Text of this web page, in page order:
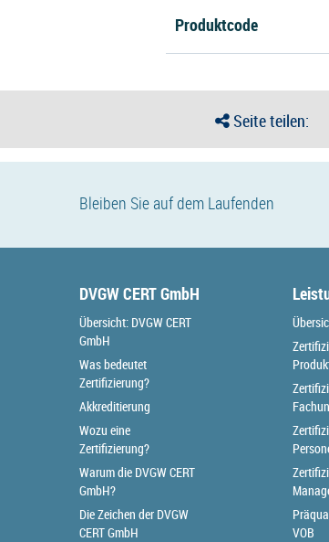
Produktcode
Seite teilen:
Bleiben Sie auf dem Laufenden
DVGW CERT GmbH
Übersicht: DVGW CERT
GmbH
Was bedeutet
Zertifizierung?
Akkreditierung
Wozu eine
Zertifizierung?
Warum die DVGW CERT
GmbH?
Die Zeichen der DVGW
CERT GmbH
VOB